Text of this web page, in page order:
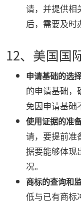
请，并提供相
后，需要及时
12、美国国
申请基础的选
的申请基础，
免因申请基础
使用证据的准
请，要提前准
据要能够体现
况。
商标的查询和
低与已有商标